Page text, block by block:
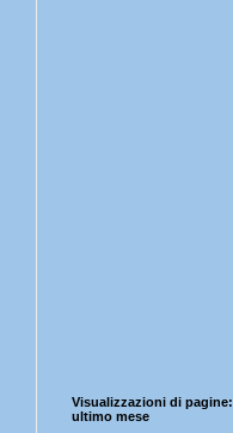
Visualizzazioni di pagine:
ultimo mese